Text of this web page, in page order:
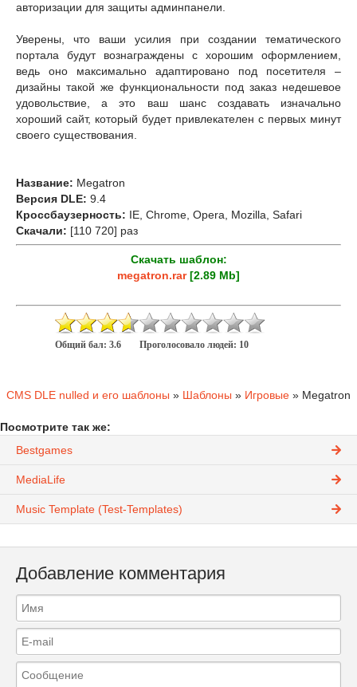
авторизации для защиты админпанели.
Уверены, что ваши усилия при создании тематического
портала будут вознаграждены с хорошим оформлением,
ведь оно максимально адаптировано под посетителя –
дизайны такой же функциональности под заказ недешевое
удовольствие, а это ваш шанс создавать изначально
хороший сайт, который будет привлекателен с первых минут
своего существования.
Название: Megatron
Версия DLE: 9.4
Кроссбаузерность: IE, Chrome, Opera, Mozilla, Safari
Скачали: [110 720] раз
Скачать шаблон:
megatron.rar[2.89 Mb]
Общий бал: 3.6 Проголосовало людей: 10
CMS DLE nulled и его шаблоны » Шаблоны » Игровые » Megatron
Посмотрите так же:
Bestgames
MediaLife
Music Template (Test-Templates)
Добавление комментария